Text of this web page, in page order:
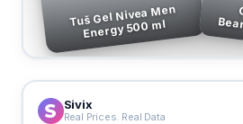
Tuš Gel Nivea Men
Energy 500 ml
Sivix
Real Prices. Real Data